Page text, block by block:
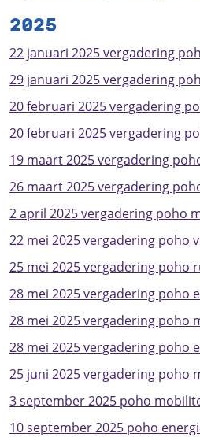
2025
22 januari 2025 vergadering
29 januari 2025 vergadering
20 februari 2025 vergadering
20 februari 2025 vergadering
19 maart 2025 vergadering
26 maart 2025 vergadering
2 april 2025 vergadering poho
22 mei 2025 vergadering poho
25 mei 2025 vergadering poho
28 mei 2025 vergadering poho
28 mei 2025 vergadering poho
28 mei 2025 vergadering poho
25 juni 2025 vergadering poho
3 september 2025 poho
10 september 2025 poho